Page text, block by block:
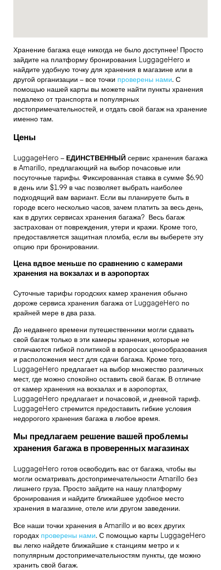
Хранение багажа еще никогда не было доступнее! Просто
зайдите на платформу бронирования LuggageHero и
найдите удобную точку для хранения в магазине или в
другой организации – все точки проверены нами. С
помощью нашей карты вы можете найти пункты хранения
недалеко от транспорта и популярных
достопримечательностей, и отдать свой багаж на хранение
именно там.
Цены
LuggageHero – ЕДИНСТВЕННЫЙсервис хранения багажа
в Amarillo, предлагающий на выбор почасовые или
посуточные тарифы. Фиксированная ставка в сумме $6.90
в день или $1.99 в час позволяет выбрать наиболее
подходящий вам вариант. Если вы планируете быть в
городе всего несколько часов, зачем платить за весь день,
как в других сервисах хранения багажа? Весь багаж
застрахован от повреждения, утери и кражи. Кроме того,
предоставляется защитная пломба, если вы выберете эту
опцию при бронировании.
Цена вдвое меньше по сравнению с камерами
хранения на вокзалах и в аэропортах
Суточные тарифы городских камер хранения обычно
дороже сервиса хранения багажа от LuggageHero по
крайней мере в два раза.
До недавнего времени путешественники могли сдавать
свой багаж только в эти камеры хранения, которые не
отличаются гибкой политикой в вопросах ценообразования
и расположения мест для сдачи багажа. Кроме того,
LuggageHero предлагает на выбор множество различных
мест, где можно спокойно оставить свой багаж. В отличие
от камер хранения на вокзалах и в аэропортах,
LuggageHero предлагает и почасовой, и дневной тариф.
LuggageHero стремится предоставить гибкие условия
недорогого хранения багажа в любое время.
Мы предлагаем решение вашей проблемы
хранения багажа в проверенных магазинах
LuggageHero готов освободить вас от багажа, чтобы вы
могли осматривать достопримечательности Amarillo без
лишнего груза. Просто зайдите на нашу платформу
бронирования и найдите ближайшее удобное место
хранения в магазине, отеле или другом заведении.
Все наши точки хранения в Amarillo и во всех других
городах проверены нами. С помощью карты LuggageHero
вы легко найдете ближайшие к станциям метро и к
популярным достопримечательностям пункты, где можно
хранить свой багаж.